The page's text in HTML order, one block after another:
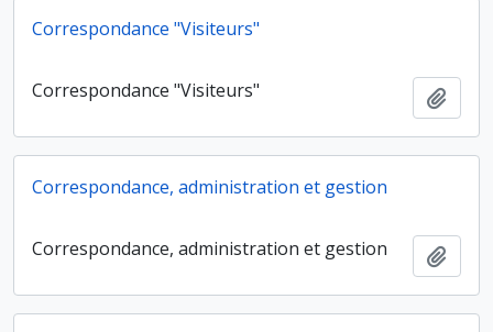
Correspondance "Visiteurs"
Correspondance "Visiteurs"
Correspondance, administration et gestion
Correspondance, administration et gestion